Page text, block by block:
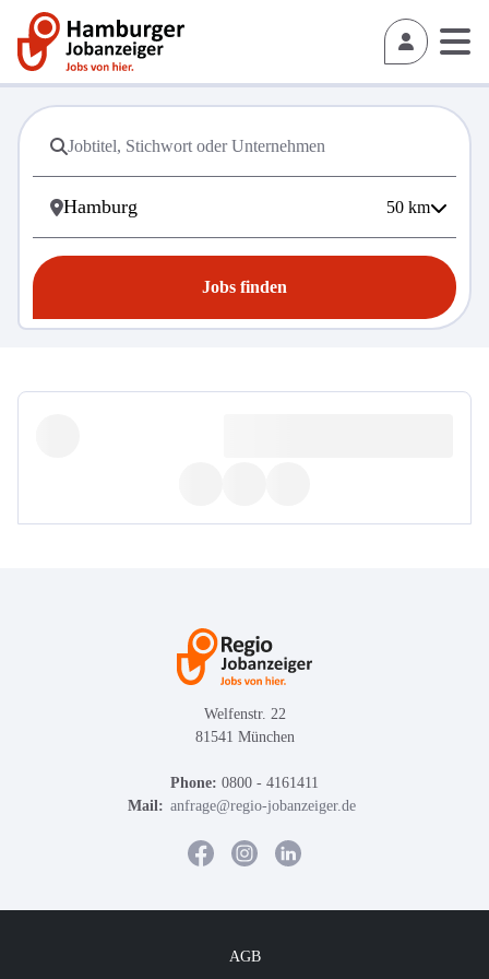
50 km
Jobs finden
Welfenstr. 22
81541 München
Phone: 0800 - 4161411
Mail: anfrage@regio-jobanzeiger.de
AGB